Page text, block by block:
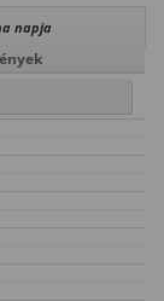
napja